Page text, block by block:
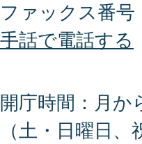
ファックス番
手話で電話する
開庁時間：月
（土・日曜日